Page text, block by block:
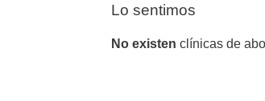
Lo sentimos
No existen clínicas de